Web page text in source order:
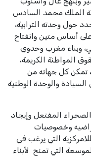
الملك محمد السادس
حول وحدته الترابية،
أساس متين وانفتاح
وبناء مغرب وحدوي
المواطنة الكريمة،
تمكن كل جهاته من
والوحدة الوطنية
المفتعل وإيجاد
وخصوصيات
التي يرغب في
التي تمنح لأبناء